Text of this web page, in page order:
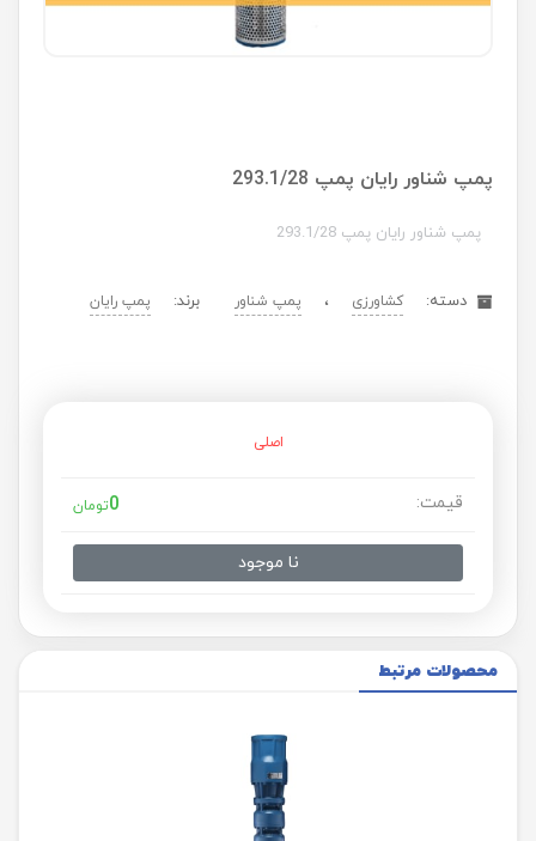
پمپ شناور رایان پمپ 293.1/28
پمپ شناور رایان پمپ 293.1/28
دسته: کشاورزی ، پمپ شناور برند: پمپ رایان
اصلی
قیمت: 0تومان
نا موجود
محصولات مرتبط